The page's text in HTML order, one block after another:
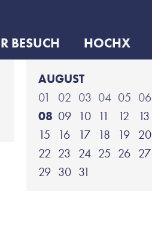
BESUCH HOCHX
AUGUST
01
02 03 04 05 06
08 09 10 11 12 13
15
16 17 18 19 20
22 23 24 25 26 27
29 30 31